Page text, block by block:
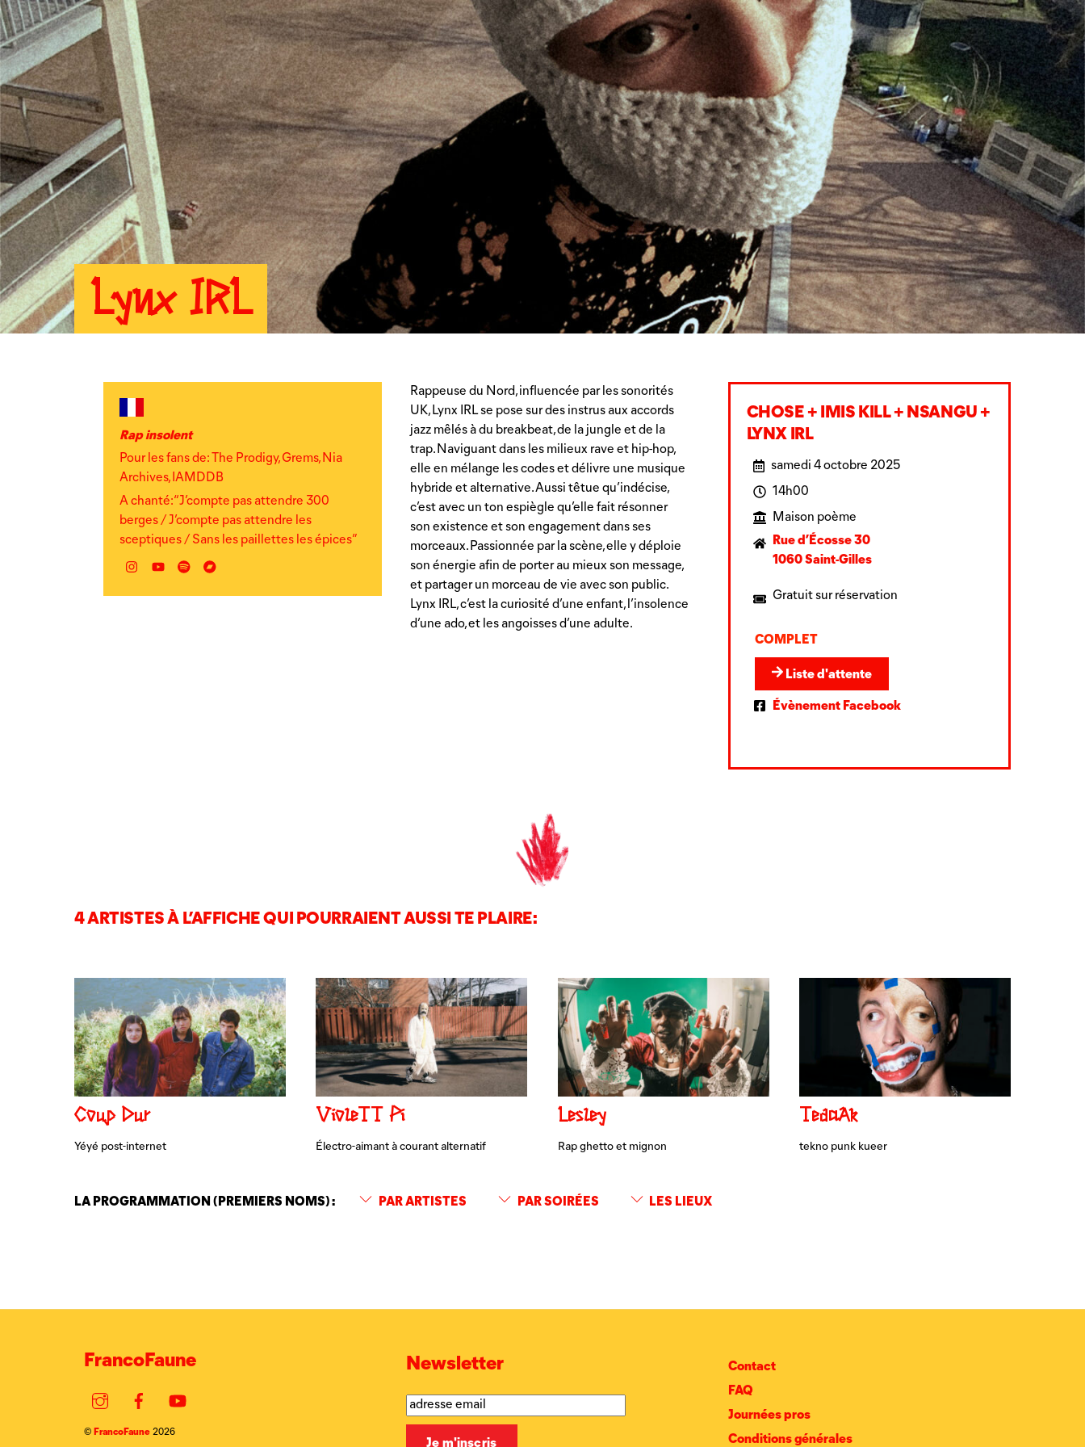
Lynx IRL
Rap insolent
Pour les fans de: The Prodigy, Grems, Nia
Archives, IAMDDB
A chanté: “J’compte pas attendre 300
berges / J’compte pas attendre les
sceptiques / Sans les paillettes les épices”
Instagram
YouTubeSpotifyBandcamp
Rappeuse du Nord, influencée par les sonorités
UK, Lynx IRL se pose sur des instrus aux accords
jazz mêlés à du breakbeat, de la jungle et de la
trap. Naviguant dans les milieux rave et hip-hop,
elle en mélange les codes et délivre une musique
hybride et alternative. Aussi têtue qu’indécise,
c’est avec un ton espiègle qu’elle fait résonner
son existence et son engagement dans ses
morceaux. Passionnée par la scène, elle y déploie
son énergie afin de porter au mieux son message,
et partager un morceau de vie avec son public.
Lynx IRL, c’est la curiosité d’une enfant, l’insolence
d’une ado, et les angoisses d’une adulte.
CHOSE + IMIS KILL + NSANGU +
LYNX IRL
samedi 4 octobre 2025
14h00
Maison poème
Rue d’Écosse 30
1060 Saint-Gilles
Gratuit sur réservation
COMPLET
Liste d'attente
Évènement Facebook
4 ARTISTES À L’AFFICHE QUI POURRAIENT AUSSI TE PLAIRE:
Coup Dur
Yéyé post-internet
VioleTT Pi
Électro-aimant à courant alternatif
Lesley
Rap ghetto et mignon
TedaAk
tekno punk kueer
LA PROGRAMMATION (PREMIERS NOMS) : PAR ARTISTES PAR SOIRÉES LES LIEUX
FrancoFaune
InstagramFacebook
© FrancoFaune2026
Newsletter
Contact
FAQ
Journées pros
Conditions générales